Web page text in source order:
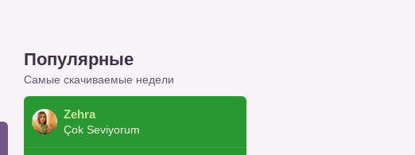
Популярные
Самые скачиваемые недели
Zehra
Çok Seviyorum